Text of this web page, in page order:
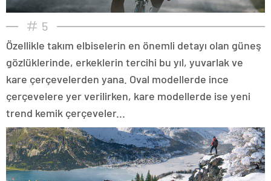
5
Özellikle takım elbiselerin en önemli detayı olan güneş
gözlüklerinde, erkeklerin tercihi bu yıl, yuvarlak ve
kare çerçevelerden yana. Oval modellerde ince
çerçevelere yer verilirken, kare modellerde ise yeni
trend kemik çerçeveler...